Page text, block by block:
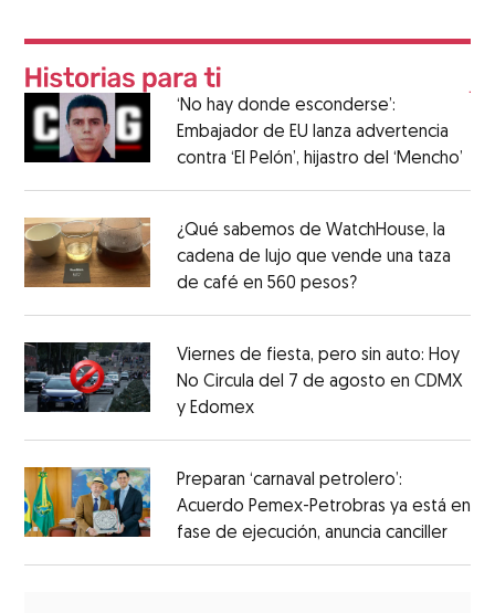
‘No hay donde esconderse’:
Embajador de EU lanza advertencia
contra ‘El Pelón’, hijastro del ‘Mencho’
¿Qué sabemos de WatchHouse, la
cadena de lujo que vende una taza
de café en 560 pesos?
Viernes de fiesta, pero sin auto: Hoy
No Circula del 7 de agosto en CDMX
y Edomex
Preparan ‘carnaval petrolero’:
Acuerdo Pemex-Petrobras ya está en
fase de ejecución, anuncia canciller